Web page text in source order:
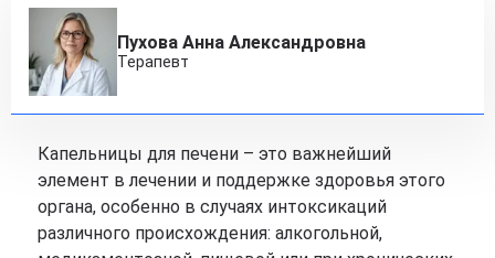
Пухова Анна Александровна
Терапевт
Капельницы для печени – это важнейший
элемент в лечении и поддержке здоровья этого
органа, особенно в случаях интоксикаций
различного происхождения: алкогольной,